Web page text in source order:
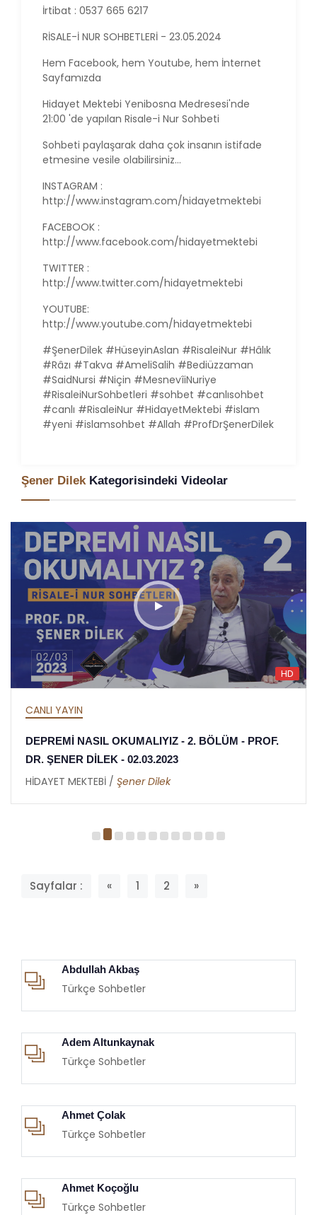
İrtibat : 0537 665 6217
RİSALE-İ NUR SOHBETLERİ - 23.05.2024
Hem Facebook, hem Youtube, hem İnternet
Sayfamızda
Hidayet Mektebi Yenibosna Medresesi'nde
21:00 'de yapılan Risale-i Nur Sohbeti
Sohbeti paylaşarak daha çok insanın istifade
etmesine vesile olabilirsiniz...
INSTAGRAM :
http://www.instagram.com/hidayetmektebi
FACEBOOK :
http://www.facebook.com/hidayetmektebi
TWITTER :
http://www.twitter.com/hidayetmektebi
YOUTUBE:
http://www.youtube.com/hidayetmektebi
#ŞenerDilek #HüseyinAslan #RisaleiNur #Hâlık
#Râzı #Takva #AmeliSalih #Bediüzzaman
#SaidNursi #Niçin #MesnevîiNuriye
#RisaleiNurSohbetleri #sohbet #canlısohbet
#canlı #RisaleiNur #HidayetMektebi #islam
#yeni #islamsohbet #Allah #ProfDrŞenerDilek
Şener DilekKategorisindeki Videolar
HD
CANLI YAYIN
DEPREMİ NASIL OKUMALIYIZ - 2. BÖLÜM - PROF.
DR. ŞENER DİLEK - 02.03.2023
HİDAYET MEKTEBİ / Şener Dilek
Sayfalar : « 1 2 »
Abdullah Akbaş
Türkçe Sohbetler
Adem Altunkaynak
Türkçe Sohbetler
Ahmet Çolak
Türkçe Sohbetler
Ahmet Koçoğlu
Türkçe Sohbetler